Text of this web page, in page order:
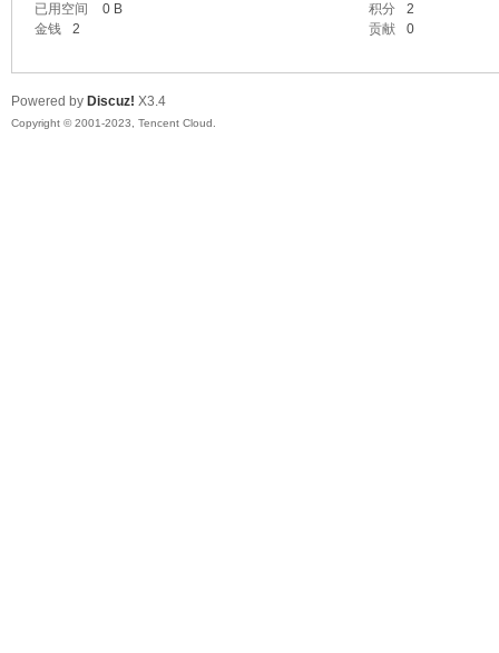
已用空间
0 B 积分
2
金钱
2 贡献 0
Powered by Discuz! X3.4
Copyright © 2001-2023, Tencent Cloud.